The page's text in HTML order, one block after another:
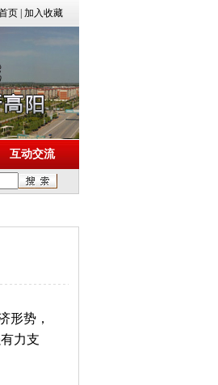
页 加入收藏
互动交流
形势，
力支